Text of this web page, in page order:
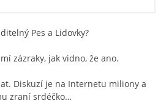
Pes a Lidovky?
zázraky, jak vidno, že ano.
Diskuzí je na Internetu miliony a
zraní srdéčko…